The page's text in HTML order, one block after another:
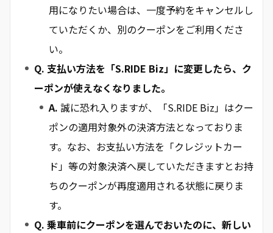
用になりたい場合は、一度予約をキャンセルし
ていただくか、別のクーポンをご利用くださ
い。
Q. 支払い方法を「S.RIDE Biz」に変更したら、ク
ーポンが使えなくなりました。
A. 誠に恐れ入りますが、「S.RIDE Biz」はクー
ポンの適用対象外の決済方法となっておりま
す。なお、お支払い方法を「クレジットカー
ド」等の対象決済へ戻していただきますとお持
ちのクーポンが再度適用される状態に戻りま
す。
Q. 乗車前にクーポンを選んでおいたのに、新しい